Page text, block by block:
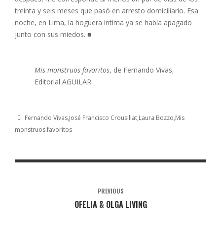
treinta y seis meses que pasó en arresto domiciliario. Esa
noche, en Lima, la hoguera íntima ya se había apagado
junto con sus miedos. ■
Mis monstruos favoritos, de Fernando Vivas,
Editorial AGUILAR.
Fernando Vivas José Francisco Crousillat Laura Bozzo Mis
monstruos favoritos
PREVIOUS
OFELIA & OLGA LIVING